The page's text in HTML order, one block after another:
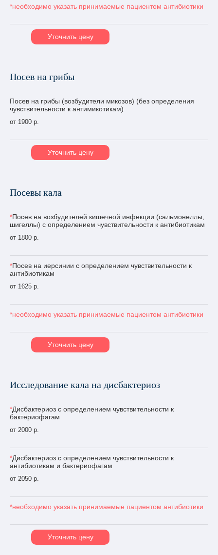
*необходимо указать принимаемые пациентом антибиотики
Уточнить цену
Посев на грибы
Посев на грибы (возбудители микозов) (без определения
чувствительности к антимикотикам)
от 1900 р.
Уточнить цену
Посевы кала
*Посев на возбудителей кишечной инфекции (сальмонеллы,
шигеллы) с определением чувствительности к антибиотикам
от 1800 р.
*Посев на иерсинии с определением чувствительности к
антибиотикам
от 1625 р.
*необходимо указать принимаемые пациентом антибиотики
Уточнить цену
Исследование кала на дисбактериоз
*Дисбактериоз с определением чувствительности к
бактериофагам
от 2000 р.
*Дисбактериоз с определением чувствительности к
антибиотикам и бактериофагам
от 2050 р.
*необходимо указать принимаемые пациентом антибиотики
Уточнить цену